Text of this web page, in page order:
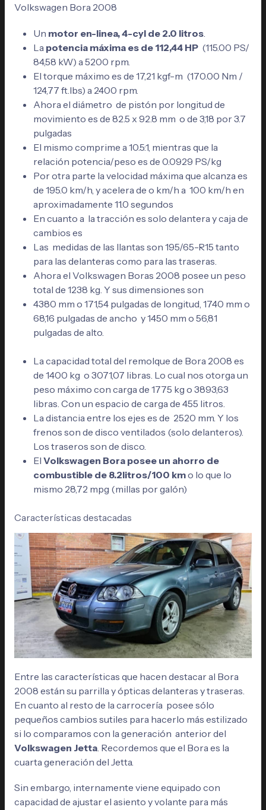
Volkswagen Bora 2008
Un motor en-linea, 4-cyl de 2.0 litros.
La potencia máxima es de 112,44 HP (115.00 PS/
84,58 kW) a 5200 rpm.
El torque máximo es de 17,21 kgf-m (170.00 Nm /
124,77 ft.lbs) a 2400 rpm.
Ahora el diámetro de pistón por longitud de
movimiento es de 82.5 x 92.8 mm o de 3,18 por 3.7
pulgadas
El mismo comprime a 10.5:1, mientras que la
relación potencia/peso es de 0.0929 PS/kg
Por otra parte la velocidad máxima que alcanza es
de 195.0 km/h, y acelera de o km/h a 100 km/h en
aproximadamente 11.0 segundos
En cuanto a la tracción es solo delantera y caja de
cambios es
Las medidas de las llantas son 195/65-R15 tanto
para las delanteras como para las traseras.
Ahora el Volkswagen Boras 2008 posee un peso
total de 1238 kg. Y sus dimensiones son
4380 mm o 171,54 pulgadas de longitud, 1740 mm o
68,16 pulgadas de ancho y 1450 mm o 56,81
pulgadas de alto.
La capacidad total del remolque de Bora 2008 es
de 1400 kg o 3071,07 libras. Lo cual nos otorga un
peso máximo con carga de 1775 kg o 3893,63
libras. Con un espacio de carga de 455 litros.
La distancia entre los ejes es de 2520 mm. Y los
frenos son de disco ventilados (solo delanteros).
Los traseros son de disco.
El Volkswagen Bora posee un ahorro de
combustible de 8.2litros/100 kmo lo que lo
mismo 28,72 mpg (millas por galón)
Características destacadas
Entre las características que hacen destacar al Bora
2008 están su parrilla y ópticas delanteras y traseras.
En cuanto al resto de la carrocería posee sólo
pequeños cambios sutiles para hacerlo más estilizado
si lo comparamos con la generación anterior del
Volkswagen Jetta. Recordemos que el Bora es la
cuarta generación del Jetta.
Sin embargo, internamente viene equipado con
capacidad de ajustar el asiento y volante para más